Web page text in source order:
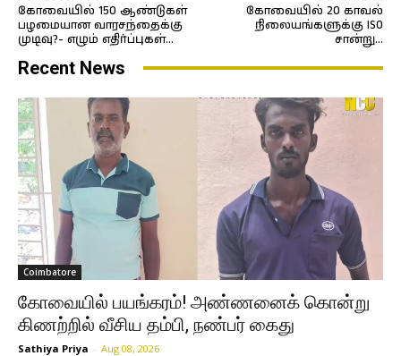
கோவையில் 150 ஆண்டுகள்
பழமையான வாரசந்தைக்கு
முடிவு?- எழும் எதிர்ப்புகள்…
கோவையில் 20 காவல்
நிலையங்களுக்கு ISO
சான்று…
Recent News
Coimbatore
கோவையில் பயங்கரம்! அண்ணனைக் கொன்று
கிணற்றில் வீசிய தம்பி, நண்பர் கைது
Sathiya Priya - Aug 08, 2026